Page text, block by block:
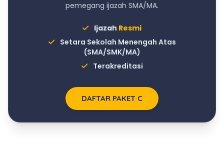
pemegang ijazah SMA/MA.
Ijazah Resmi
Setara Sekolah Menengah Atas
(SMA/SMK/MA)
Terakreditasi
DAFTAR PAKET C